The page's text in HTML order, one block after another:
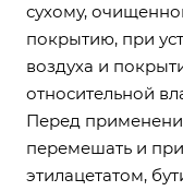
сухому,
покрытию, при
воздуха и
относительной
Перед
перемешать и
этилацетатом,